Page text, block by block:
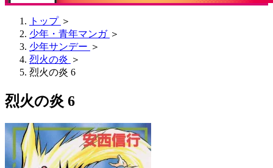
トップ ＞
少年・青年マンガ ＞
少年サンデー ＞
烈火の炎 ＞
烈火の炎 6
烈火の炎 6